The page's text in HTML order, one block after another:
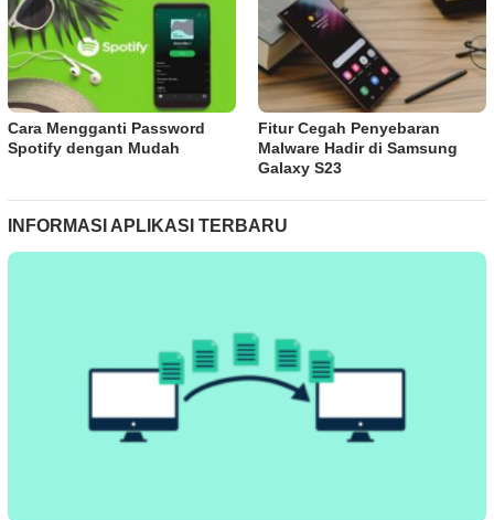
Cara Mengganti Password
Spotify dengan Mudah
Fitur Cegah Penyebaran
Malware Hadir di Samsung
Galaxy S23
INFORMASI APLIKASI TERBARU